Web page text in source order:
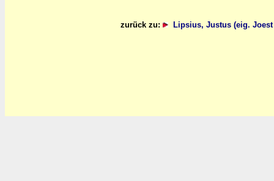
zurück zu: Lipsius, Justus (eig.